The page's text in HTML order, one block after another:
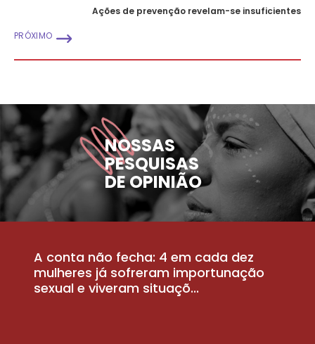
Ações de prevenção revelam-se insuficientes
PRÓXIMO
NOSSAS
PESQUISAS
DE OPINIÃO
A conta não fecha: 4 em cada dez
mulheres já sofreram importunação
sexual e viveram situaçõ...